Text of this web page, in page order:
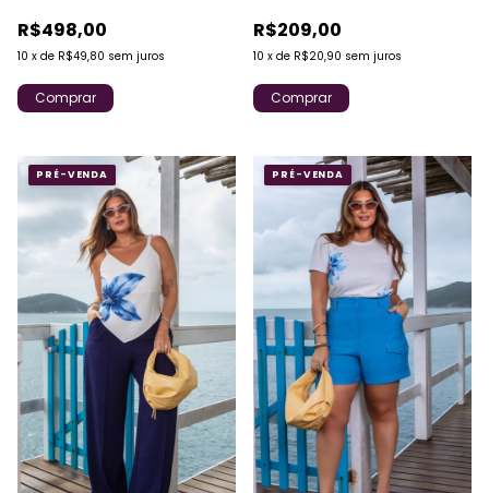
R$498,00
10 x de R$49,80 sem juros
Comprar
R$209,00
10 x de R$20,90 sem juros
Comprar
PRÉ-VENDA PRÉ-VENDA